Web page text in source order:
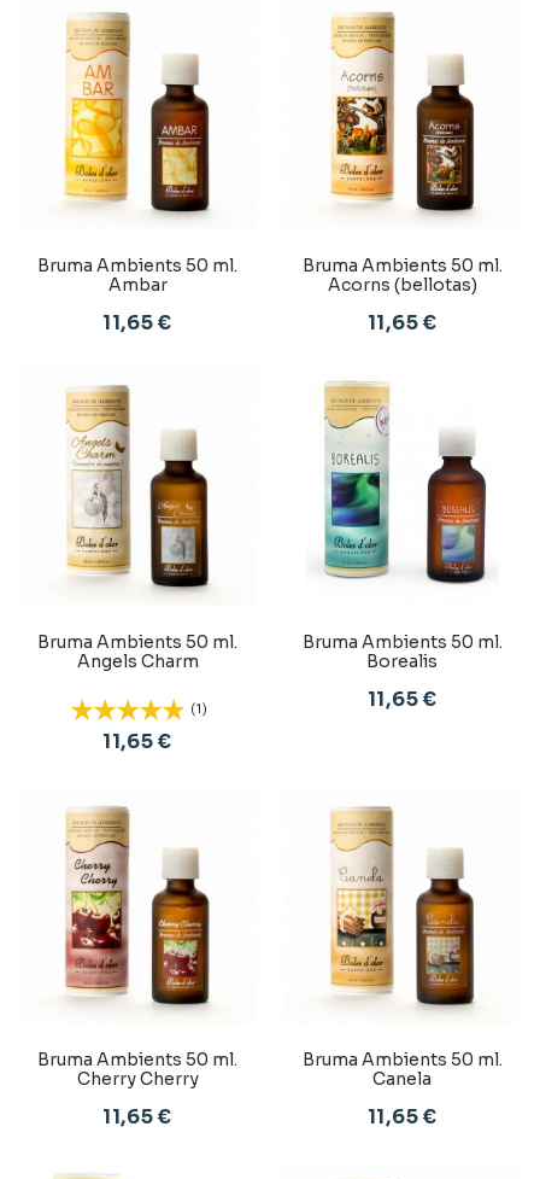
Bruma Ambients 50 ml.
Ambar
11,65 €
Bruma Ambients 50 ml.
Acorns (bellotas)
11,65 €
Bruma Ambients 50 ml.
Angels Charm
(1)
11,65 €
Bruma Ambients 50 ml.
Borealis
11,65 €
Bruma Ambients 50 ml.
Cherry Cherry
11,65 €
Bruma Ambients 50 ml.
Canela
11,65 €